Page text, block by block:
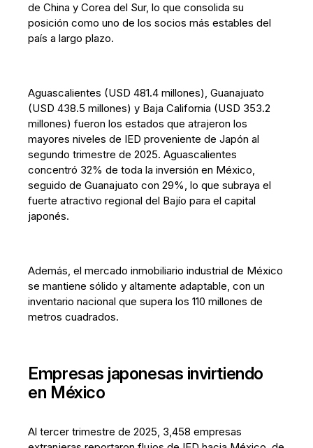
de China y Corea del Sur, lo que consolida su
posición como uno de los socios más estables del
país a largo plazo.
Aguascalientes (USD 481.4 millones), Guanajuato
(USD 438.5 millones) y Baja California (USD 353.2
millones) fueron los estados que atrajeron los
mayores niveles de IED proveniente de Japón al
segundo trimestre de 2025. Aguascalientes
concentró 32% de toda la inversión en México,
seguido de Guanajuato con 29%, lo que subraya el
fuerte atractivo regional del Bajío para el capital
japonés.
Además, el mercado inmobiliario industrial de México
se mantiene sólido y altamente adaptable, con un
inventario nacional que supera los 110 millones de
metros cuadrados.
Empresas japonesas invirtiendo
en México
Al tercer trimestre de 2025, 3,458 empresas